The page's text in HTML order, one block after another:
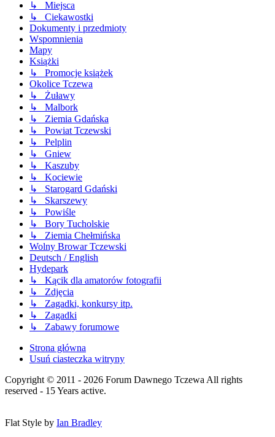
↳ Miejsca
↳ Ciekawostki
Dokumenty i przedmioty
Wspomnienia
Mapy
Książki
↳ Promocje książek
Okolice Tczewa
↳ Żuławy
↳ Malbork
↳ Ziemia Gdańska
↳ Powiat Tczewski
↳ Pelplin
↳ Gniew
↳ Kaszuby
↳ Kociewie
↳ Starogard Gdański
↳ Skarszewy
↳ Powiśle
↳ Bory Tucholskie
↳ Ziemia Chełmińska
Wolny Browar Tczewski
Deutsch / English
Hydepark
↳ Kącik dla amatorów fotografii
↳ Zdjęcia
↳ Zagadki, konkursy itp.
↳ Zagadki
↳ Zabawy forumowe
Strona główna
Usuń ciasteczka witryny
Copyright © 2011 - 2026 Forum Dawnego Tczewa All rights
reserved - 15 Years active.
Flat Style by Ian Bradley